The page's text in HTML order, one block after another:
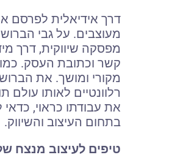
דרך אידיאלית
מעוצבים. על גבי
מפסקה שיווקית, דרך
קשר וכתובת העסק.
מקורי ומושך. את
רלוונטיים לאותו
את עבודתו כראוי,
בתחום העיצוב והשיווק.
טיפים לעיצוב מנצח